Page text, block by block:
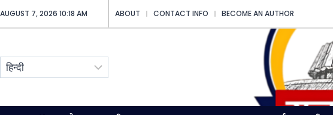
AUGUST 7, 2026 10:18 AM ABOUT CONTACT INFO BECOME AN AUTHOR